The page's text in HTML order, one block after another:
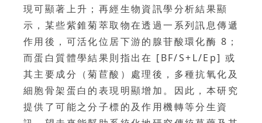
現可顯著上升；再經生物資訊學分析結果顯
示，某些紫錐菊萃取物在透過一系列訊息傳遞
作用後，可活化位居下游的腺苷酸環化酶 8；
而蛋白質體學結果則指出在 [BF/S+L/Ep] 或
其主要成分（菊苣酸）處理後，多種抗氧化及
細胞骨架蛋白的表現明顯增加。因此，本研究
提供了可能之分子標的及作用機轉等分生資